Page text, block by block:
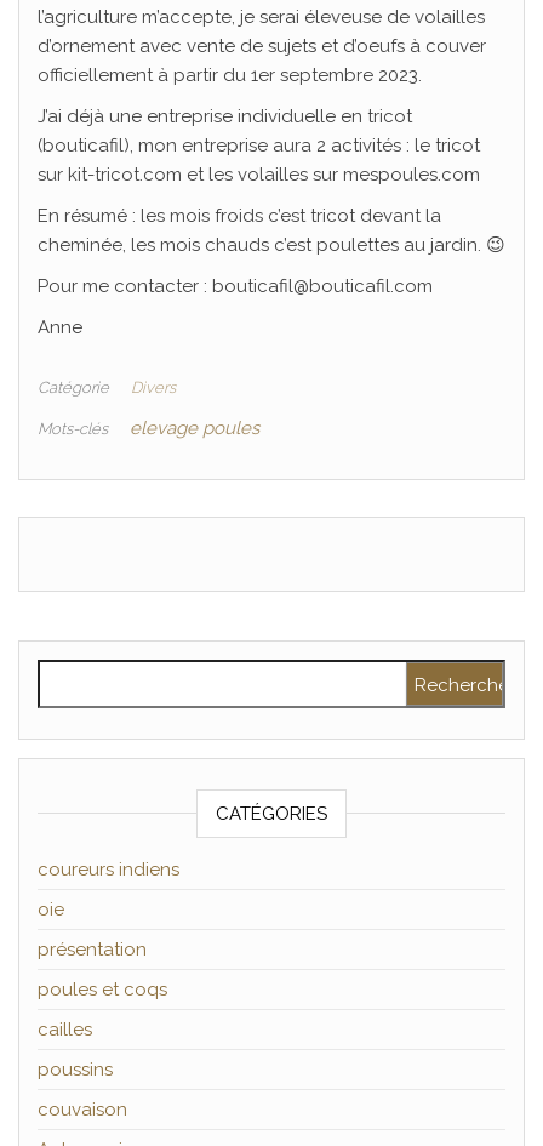
l’agriculture m’accepte, je serai éleveuse de volailles
d’ornement avec vente de sujets et d’oeufs à couver
officiellement à partir du 1er septembre 2023.
J’ai déjà une entreprise individuelle en tricot
(bouticafil), mon entreprise aura 2 activités : le tricot
sur kit-tricot.com et les volailles sur mespoules.com
En résumé : les mois froids c’est tricot devant la
cheminée, les mois chauds c’est poulettes au jardin. 😉
Pour me contacter : bouticafil@bouticafil.com
Anne
Catégorie Divers
Mots-clés elevage poules
CATÉGORIES
coureurs indiens
oie
présentation
poules et coqs
cailles
poussins
couvaison